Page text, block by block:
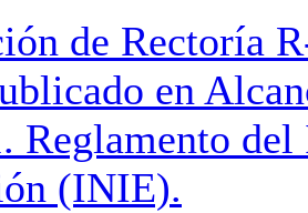
de Rectoría
en
Reglamento
(INIE).